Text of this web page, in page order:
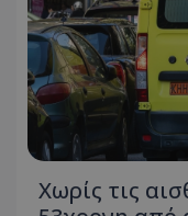
Χωρίς τις